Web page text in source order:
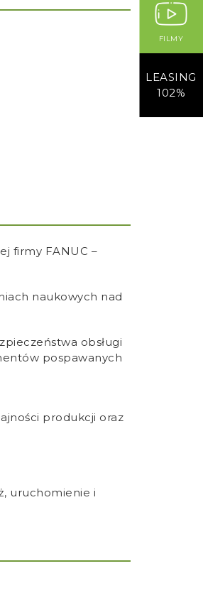
firmy FANUC –
naukowych nad
obsługi
pospawanych
produkcji oraz
uruchomienie i
FILMY
LEASING
102%